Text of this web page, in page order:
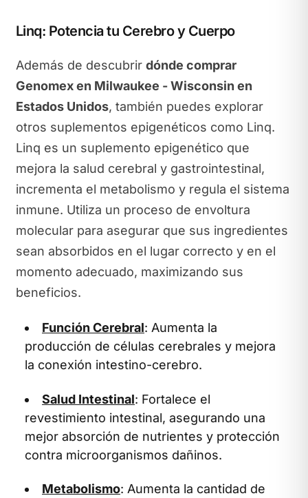
Linq: Potencia tu Cerebro y Cuerpo
Además de descubrir dónde comprar
Genomex en Milwaukee - Wisconsin en
Estados Unidos, también puedes explorar
otros suplementos epigenéticos como Linq.
Linq es un suplemento epigenético que
mejora la salud cerebral y gastrointestinal,
incrementa el metabolismo y regula el sistema
inmune. Utiliza un proceso de envoltura
molecular para asegurar que sus ingredientes
sean absorbidos en el lugar correcto y en el
momento adecuado, maximizando sus
beneficios.
Función Cerebral: Aumenta la
producción de células cerebrales y mejora
la conexión intestino-cerebro.
Salud Intestinal: Fortalece el
revestimiento intestinal, asegurando una
mejor absorción de nutrientes y protección
contra microorganismos dañinos.
Metabolismo: Aumenta la cantidad de